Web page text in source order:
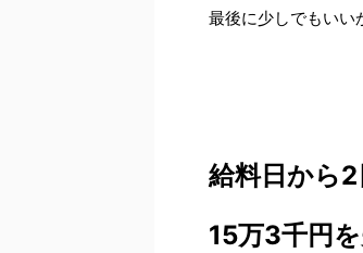
最後に少しでもいい
給料日から2
15万3千円を